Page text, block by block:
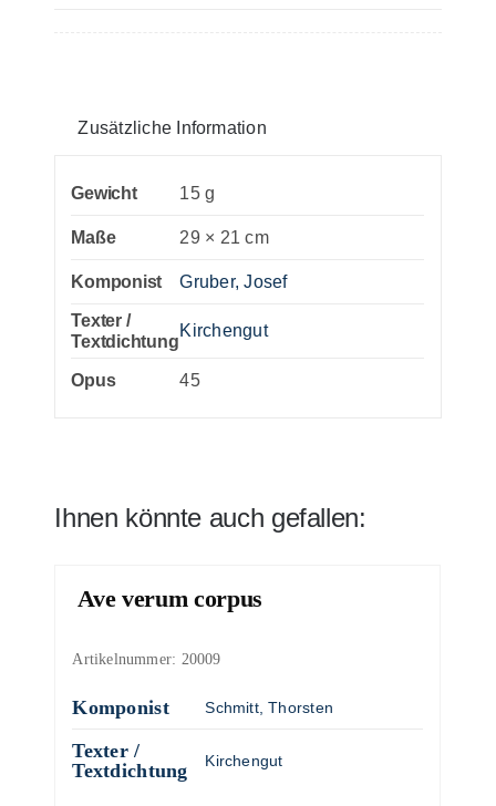
Flöte(n)
Zusätzliche Information
Gewicht 15 g
Maße 29 × 21 cm
Komponist Gruber, Josef
Texter /
Textdichtung
Kirchengut
Opus 45
Ihnen könnte auch gefallen:
Ave verum corpus
Artikelnummer: 20009
Komponist Schmitt, Thorsten
Texter /
Textdichtung
Kirchengut